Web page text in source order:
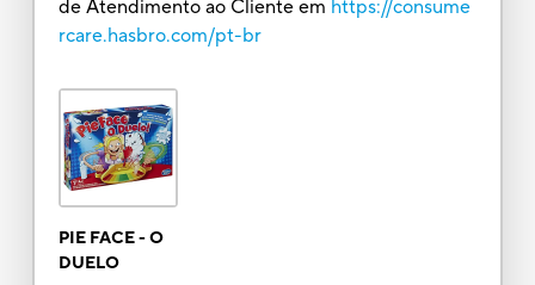
de Atendimento ao Cliente em https://consume
rcare.hasbro.com/pt-br
PIE FACE - O
DUELO